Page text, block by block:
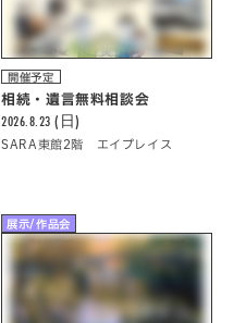
開催予定
相続・遺言無料相談会
2026.8.23 (日)
SARA東館2階 エイプレイス
展示/作品会